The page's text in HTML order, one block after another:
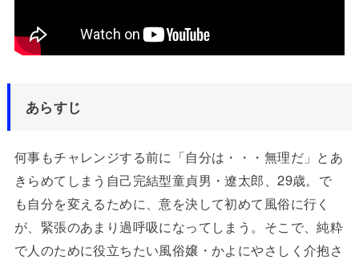
あらすじ
何事もチャレンジする前に「自分は・・・無理だ」とあ
きらめてしまう自己完結型童貞男・遼太郎、29歳。で
も自分を変えるために、意を決して初めて風俗に行く
が、緊張のあまり過呼吸になってしまう。そこで、純粋
で人のために役立ちたい風俗嬢・かよにやさしく介抱さ